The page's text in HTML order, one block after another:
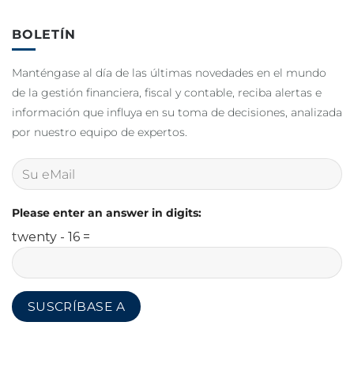
BOLETÍN
Manténgase al día de las últimas novedades en el mundo
de la gestión financiera, fiscal y contable, reciba alertas e
información que influya en su toma de decisiones, analizada
por nuestro equipo de expertos.
Please enter an answer in digits:
twenty - 16 =